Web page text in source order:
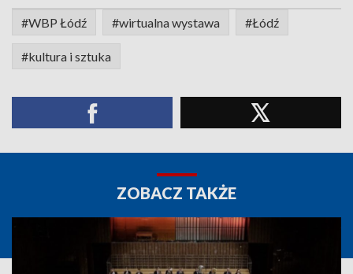
#WBP Łódź #wirtualna wystawa #Łódź
#kultura i sztuka
ZOBACZ TAKŻE